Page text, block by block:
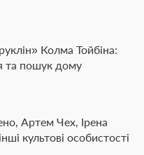
Колма Тойбіна:
та пошук дому
Артем Чех, Ірена
культові особистості